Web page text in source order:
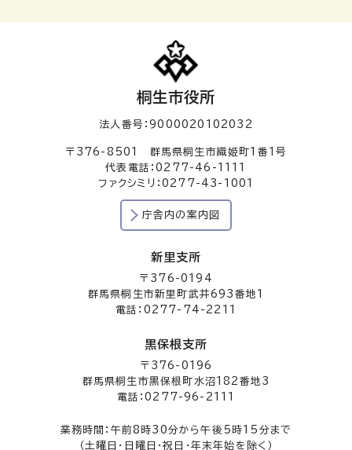
桐生市役所
法人番号：9000020102032
〒376-8501 群馬県桐生市織姫町1番1号
代表電話：0277-46-1111
ファクシミリ：0277-43-1001
庁舎内の案内図
新里支所
〒376-0194
群馬県桐生市新里町武井693番地1
電話：0277-74-2211
黒保根支所
〒376-0196
群馬県桐生市黒保根町水沼182番地3
電話：0277-96-2111
業務時間：午前8時30分から午後5時15分まで
（土曜日・日曜日・祝日・年末年始を除く）